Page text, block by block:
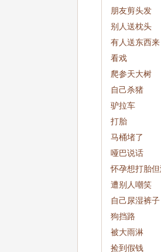
朋友剪头发
别人送枕头
有人送东西来
看戏
爬参天大树
自己杀猪
驴拉车
打胎
马桶堵了
哑巴说话
怀孕想打胎
遭别人嘲笑
自己尿湿裤子
狗挡路
被大雨淋
捡到假钱